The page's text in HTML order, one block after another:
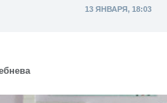
13 ЯНВАРЯ, 18:03